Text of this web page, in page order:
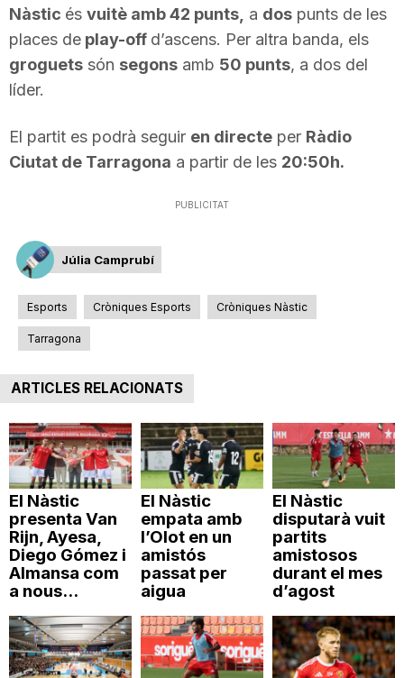
r
n
a
Nàstic és vuitè amb 42 punts, a dos punts de les
places de play-off d’ascens. Per altra banda, els
groguets són segons amb 50 punts, a dos del
líder.
El partit es podrà seguir en directe per Ràdio
Ciutat de Tarragona a partir de les 20:50h.
PUBLICITAT
Júlia Camprubí
Esports Cròniques Esports Cròniques Nàstic
Tarragona
ARTICLES RELACIONATS
El Nàstic
presenta Van
Rijn, Ayesa,
Diego Gómez i
Almansa com
a nous...
El Nàstic
empata amb
l’Olot en un
amistós
passat per
aigua
El Nàstic
disputarà vuit
partits
amistosos
durant el mes
d’agost